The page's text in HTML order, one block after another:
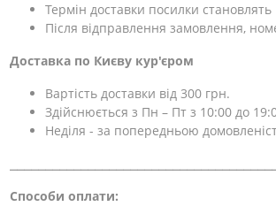
Термін доставки посилки
Після відправлення замовлення,
Доставка по Києву кур'єром
Вартість доставки від 300 грн.
Здійснюється з Пн – Пт з 10:00 до
Неділя - за попередньою
Способи оплати: